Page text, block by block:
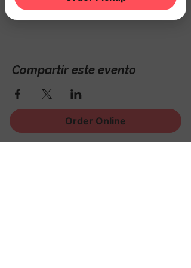
Hackettstown, NJ 07840, USA
Compartir este evento
Order Online